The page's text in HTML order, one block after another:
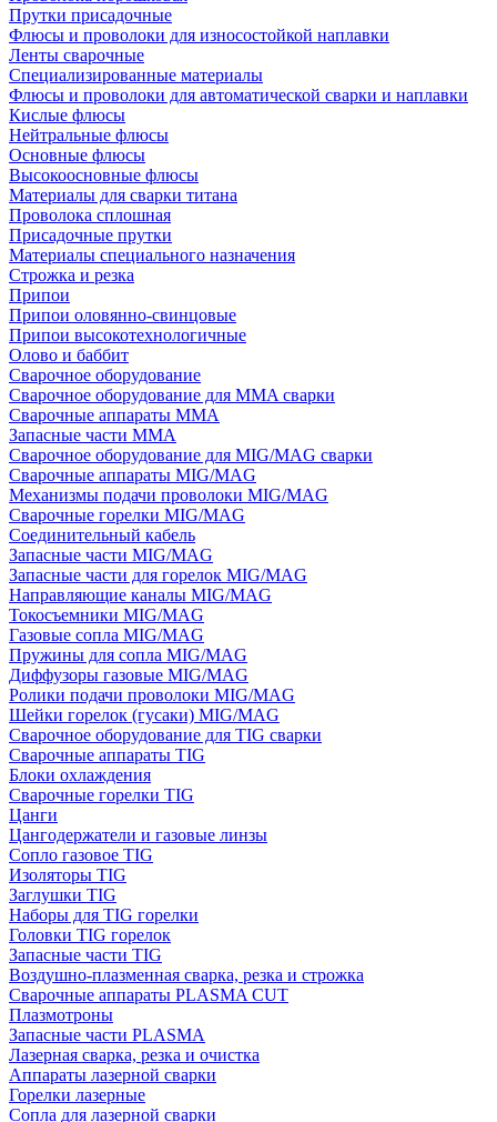
Прутки присадочные
Флюсы и проволоки для износостойкой наплавки
Ленты сварочные
Специализированные материалы
Флюсы и проволоки для автоматической сварки и наплавки
Кислые флюсы
Нейтральные флюсы
Основные флюсы
Высокоосновные флюсы
Материалы для сварки титана
Проволока сплошная
Присадочные прутки
Материалы специального назначения
Строжка и резка
Припои
Припои оловянно-свинцовые
Припои высокотехнологичные
Олово и баббит
Сварочное оборудование
Сварочное оборудование для MMA сварки
Сварочные аппараты MMA
Запасные части MMA
Сварочное оборудование для MIG/MAG сварки
Сварочные аппараты MIG/MAG
Механизмы подачи проволоки MIG/MAG
Сварочные горелки MIG/MAG
Соединительный кабель
Запасные части MIG/MAG
Запасные части для горелок MIG/MAG
Направляющие каналы MIG/MAG
Токосъемники MIG/MAG
Газовые сопла MIG/MAG
Пружины для сопла MIG/MAG
Диффузоры газовые MIG/MAG
Ролики подачи проволоки MIG/MAG
Шейки горелок (гусаки) MIG/MAG
Сварочное оборудование для TIG сварки
Сварочные аппараты TIG
Блоки охлаждения
Сварочные горелки TIG
Цанги
Цангодержатели и газовые линзы
Сопло газовое TIG
Изоляторы TIG
Заглушки TIG
Наборы для TIG горелки
Головки TIG горелок
Запасные части TIG
Воздушно-плазменная сварка, резка и строжка
Сварочные аппараты PLASMA CUT
Плазмотроны
Запасные части PLASMA
Лазерная сварка, резка и очистка
Аппараты лазерной сварки
Горелки лазерные
Сопла для лазерной сварки